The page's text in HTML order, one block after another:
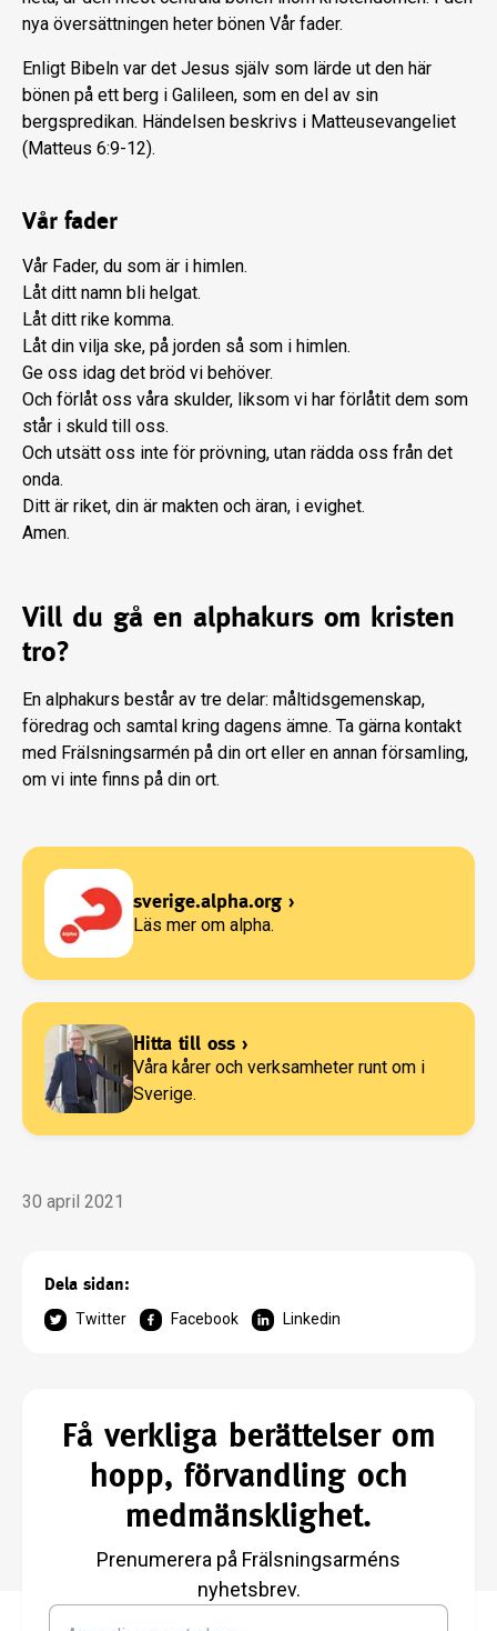
nya översättningen heter bönen Vår fader.
Enligt Bibeln var det Jesus själv som lärde ut den här
bönen på ett berg i Galileen, som en del av sin
bergspredikan. Händelsen beskrivs i Matteusevangeliet
(Matteus 6:9-12).
Vår fader
Vår Fader, du som är i himlen.
Låt ditt namn bli helgat.
Låt ditt rike komma.
Låt din vilja ske, på jorden så som i himlen.
Ge oss idag det bröd vi behöver.
Och förlåt oss våra skulder, liksom vi har förlåtit dem som
står i skuld till oss.
Och utsätt oss inte för prövning, utan rädda oss från det
onda.
Ditt är riket, din är makten och äran, i evighet.
Amen.
Vill du gå en alphakurs om kristen
tro?
En alphakurs består av tre delar: måltidsgemenskap,
föredrag och samtal kring dagens ämne. Ta gärna kontakt
med Frälsningsarmén på din ort eller en annan församling,
om vi inte finns på din ort.
sverige.alpha.org ›
Läs mer om alpha.
Hitta till oss ›
Våra kårer och verksamheter runt om i
Sverige.
30 april 2021
Dela sidan:
Twitter Facebook Linkedin
Få verkliga berättelser om
hopp, förvandling och
medmänsklighet.
Prenumerera på Frälsningsarméns
nyhetsbrev.